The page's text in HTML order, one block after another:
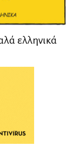
ελληνικά